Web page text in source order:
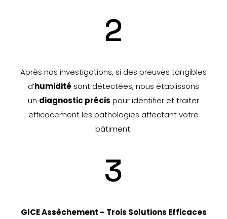
2
Après nos investigations, si des preuves tangibles
d’humidité sont détectées, nous établissons
un diagnostic précis pour identifier et traiter
efficacement les pathologies affectant votre
bâtiment.
3
GICE Assèchement – Trois Solutions Efficaces